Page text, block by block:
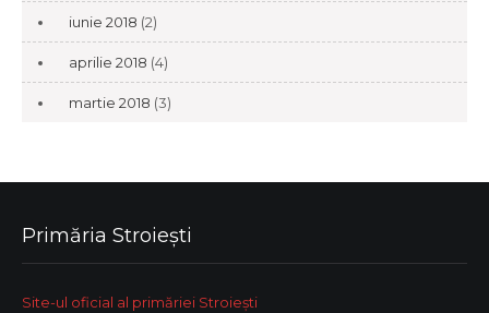
iunie 2018 (2)
aprilie 2018 (4)
martie 2018 (3)
Primăria Stroiești
Site-ul oficial al primăriei Stroiești